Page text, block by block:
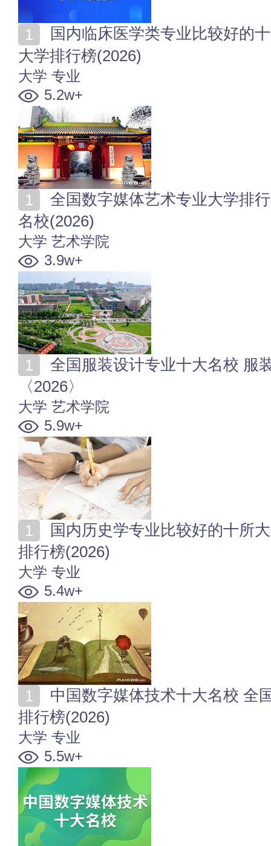
大学排行榜(2026)
大学 专业
5.2w+
名校(2026)
大学 艺术学院
3.9w+
〈2026〉
大学 艺术学院
5.9w+
排行榜(2026)
大学 专业
5.4w+
排行榜(2026)
大学 专业
5.5w+